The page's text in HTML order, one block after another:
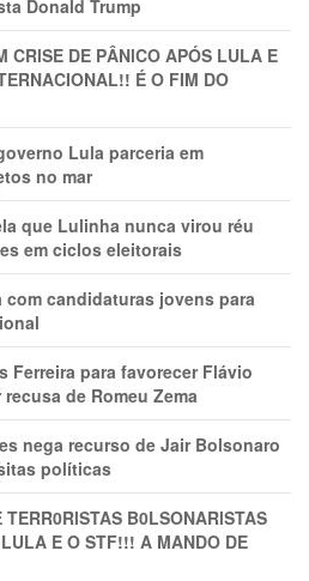
Donald Trump
CRlSE DE PÂNlCO APÓS LULA E
É O FIM DO
Lula parceria em
no mar
que Lulinha nunca virou réu
em ciclos eleitorais
com candidaturas jovens para
Ferreira para favorecer Flávio
de Romeu Zema
nega recurso de Jair Bolsonaro
políticas
TERR0RlSTAS B0LSONARlSTAS
E O STF!!! A MANDO DE